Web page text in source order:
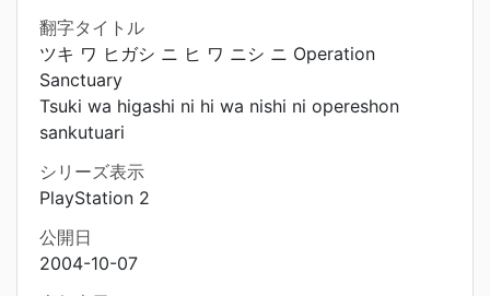
翻字タイトル
ツキ ワ ヒガシ ニ ヒ ワ ニシ ニ Operation
Sanctuary
Tsuki wa higashi ni hi wa nishi ni opereshon
sankutuari
シリーズ表示
PlayStation 2
公開日
2004-10-07